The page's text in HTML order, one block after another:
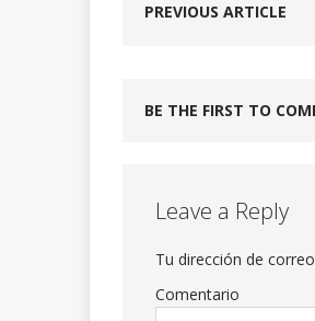
PREVIOUS ARTICLE
BE THE FIRST TO
Leave a Reply
Tu dirección de
Comentario